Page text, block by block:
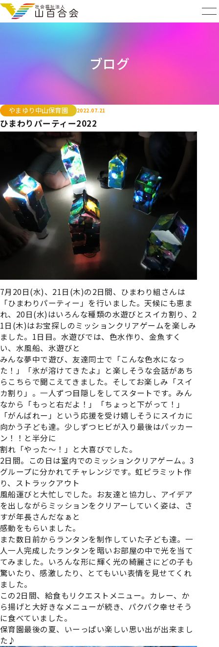
ブログ
やまゆり中山保育園 2022.07.21
ひまわりパーティー2022
7月20日(水)、21日(木)の2日間、ひまわり組さんは
「ひまわりパーティー」を行いました。天候にも恵ま
れ、20日(水)はいろんな種類の水遊びとスイカ割り、2
1日(木)はお宝探しのミッションクリアゲームを楽しみ
ました。1日目。水遊びでは、色水作り、金魚すく
い、水風船、氷遊びと
みんな夢中で遊び、友達同士で「こんな色水になっ
た！」「氷が溶けてきたよ」と楽しそうな会話があち
らこちらで聞こえてきました。そしてお楽しみ「スイ
カ割り」。一人ずつ目隠しをしてスタートです。みん
なから「もっと右だよ！」「ちょっと下がって！」
「がんばれー」という応援を受け嬉しそうにスイカに
向かう子ども達。少しずつヒビが入り最後はパッカー
ン！！と半分に
割れ「やった～！」と大喜びでした。
2日間。この日は室内でのミッションクリアゲーム。3
グループに分かれてチャレンジです。虹ピラミット作
り、ストラックアウト
風船運びと大忙しでした。お友達と協力し、アイデア
を出しながらミッションをクリアーしていく姿は、さ
すが年長さんだなぁと
感動をもらいました。
また数日前からランタンを制作していた子ども達。一
人一人完成したランタンを暗いお部屋の中で光を当て
てみました。いろんな形に輝く光の綺麗さにどの子も
驚いたり、感激したり、とてもいい表情を見せてくれ
ました。
この2日間、給食もリクエストメニュー。カレー、か
ら揚げと大好きなメニューが続き、パクパク幸せそう
に食べていました。
保育園最後の夏、いーっぱい楽しい思い出が出来まし
た♪